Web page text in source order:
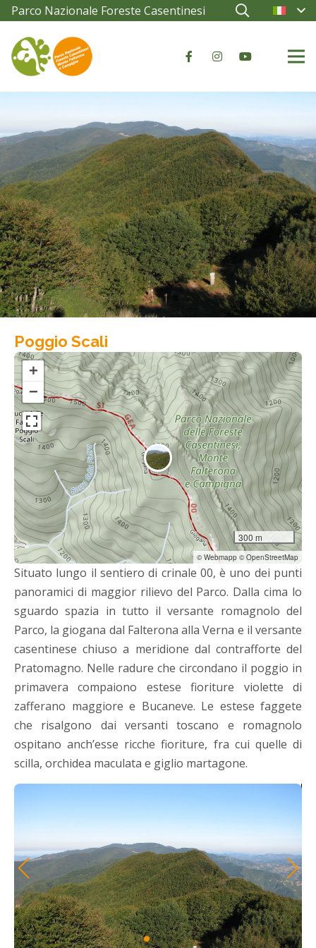
Parco Nazionale Foreste Casentinesi
Poggio Scali
+
−
300 m
© Webmapp © OpenStreetMap
Situato lungo il sentiero di crinale 00, è uno dei punti
panoramici di maggior rilievo del Parco. Dalla cima lo
sguardo spazia in tutto il versante romagnolo del
Parco, la giogana dal Falterona alla Verna e il versante
casentinese chiuso a meridione dal contrafforte del
Pratomagno. Nelle radure che circondano il poggio in
primavera compaiono estese fioriture violette di
zafferano maggiore e Bucaneve. Le estese faggete
che risalgono dai versanti toscano e romagnolo
ospitano anch’esse ricche fioriture, fra cui quelle di
scilla, orchidea maculata e giglio martagone.